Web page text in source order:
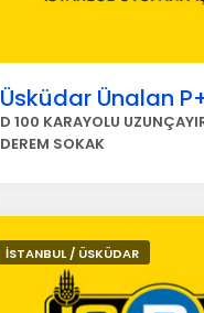
Üsküdar Ünalan
D 100 KARAYOLU
DEREM SOKAK
İSTANBUL / ÜSKÜDAR